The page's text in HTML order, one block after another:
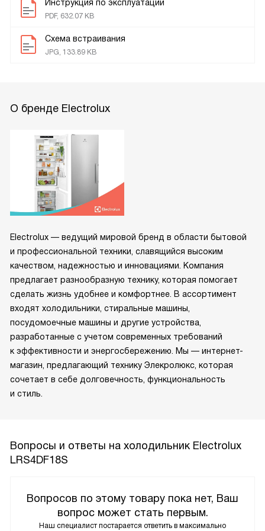
Инструкция по эксплуатации
PDF, 632.07 KB
Схема встраивания
JPG, 133.89 KB
О бренде Electrolux
Electrolux — ведущий мировой бренд в области бытовой
и профессиональной техники, славящийся высоким
качеством, надежностью и инновациями. Компания
предлагает разнообразную технику, которая помогает
сделать жизнь удобнее и комфортнее. В ассортимент
входят холодильники, стиральные машины,
посудомоечные машины и другие устройства,
разработанные с учетом современных требований
к эффективности и энергосбережению. Мы — интернет-
магазин, предлагающий технику Элекролюкс, которая
сочетает в себе долговечность, функциональность
и стиль.
Вопросы и ответы на холодильник Electrolux
LRS4DF18S
Вопросов по этому товару пока нет, Ваш
вопрос может стать первым.
Наш специалист постарается ответить в максимально